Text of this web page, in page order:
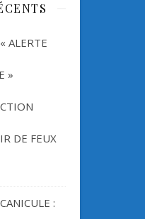
ALERTE
»
DE FEUX
: